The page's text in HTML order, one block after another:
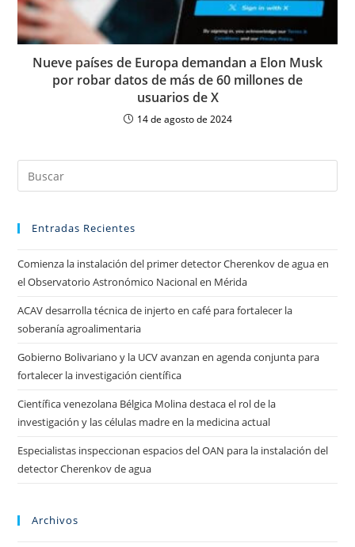
Nueve países de Europa demandan a Elon Musk
por robar datos de más de 60 millones de
usuarios de X
14 de agosto de 2024
Entradas Recientes
Comienza la instalación del primer detector Cherenkov de agua en
el Observatorio Astronómico Nacional en Mérida
ACAV desarrolla técnica de injerto en café para fortalecer la
soberanía agroalimentaria
Gobierno Bolivariano y la UCV avanzan en agenda conjunta para
fortalecer la investigación científica
Científica venezolana Bélgica Molina destaca el rol de la
investigación y las células madre en la medicina actual
Especialistas inspeccionan espacios del OAN para la instalación del
detector Cherenkov de agua
Archivos